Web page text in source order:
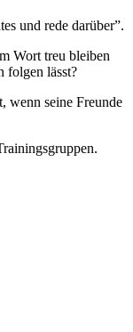
und rede darüber”.
Wort treu bleiben
folgen lässt?
wenn seine Freunde